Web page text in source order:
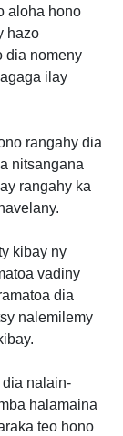
aloha hono
hazo
dia nomeny
ilay
rangahy dia
nitsangana
rangahy ka
kibay ny
vadiny
dia
nalemilemy
dia nalain-
halamaina
teo hono